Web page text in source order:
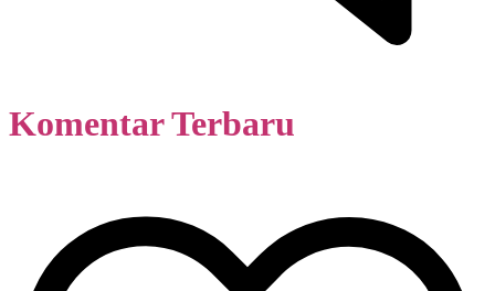
Komentar Terbaru